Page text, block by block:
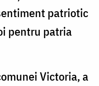
patriotic
pentru patria
Victoria, a